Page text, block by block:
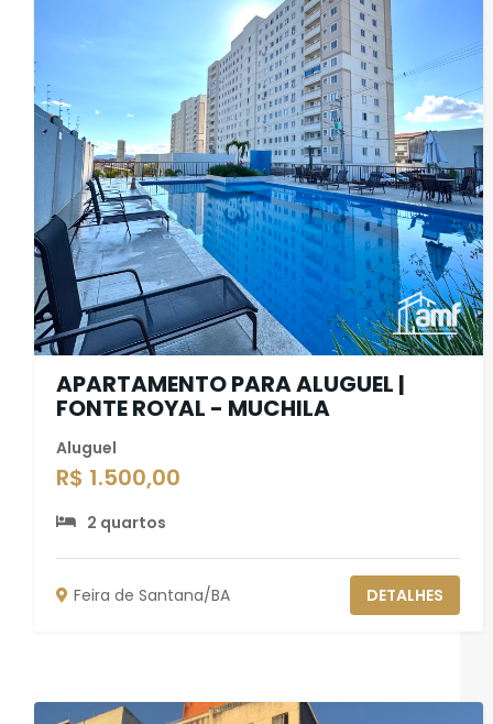
APARTAMENTO PARA ALUGUEL |
FONTE ROYAL - MUCHILA
Aluguel
R$ 1.500,00
2 quartos
Feira de Santana/BA DETALHES